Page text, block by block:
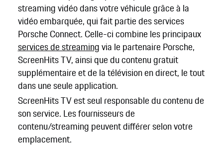
streaming vidéo dans votre véhicule grâce à la
vidéo embarquée, qui fait partie des services
Porsche Connect. Celle-ci combine les principaux
services de streamingvia le partenaire Porsche,
ScreenHits TV, ainsi que du contenu gratuit
supplémentaire et de la télévision en direct, le tout
dans une seule application.
ScreenHits TV est seul responsable du contenu de
son service. Les fournisseurs de
contenu/streaming peuvent différer selon votre
emplacement.